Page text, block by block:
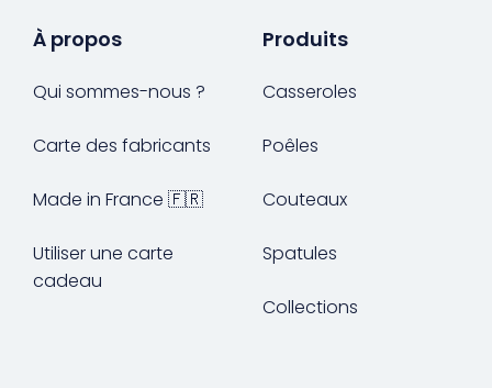
À propos
Qui sommes-nous ?
Carte des fabricants
Made in France 🇫🇷
Utiliser une carte
cadeau
Produits
Casseroles
Poêles
Couteaux
Spatules
Collections